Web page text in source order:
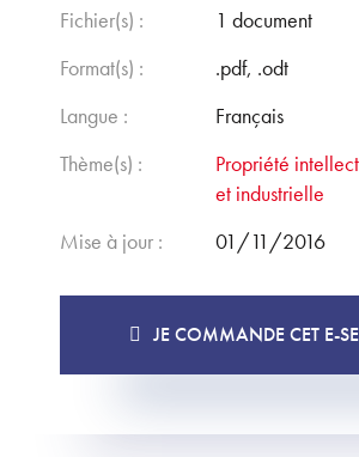
Fichier(s) :
1 document
Format(s) :
.pdf, .odt
Langue :
Français
Thème(s) :
Propriété
et industrielle
Mise à jour :
01/11/2016
JE COMMANDE CET E-